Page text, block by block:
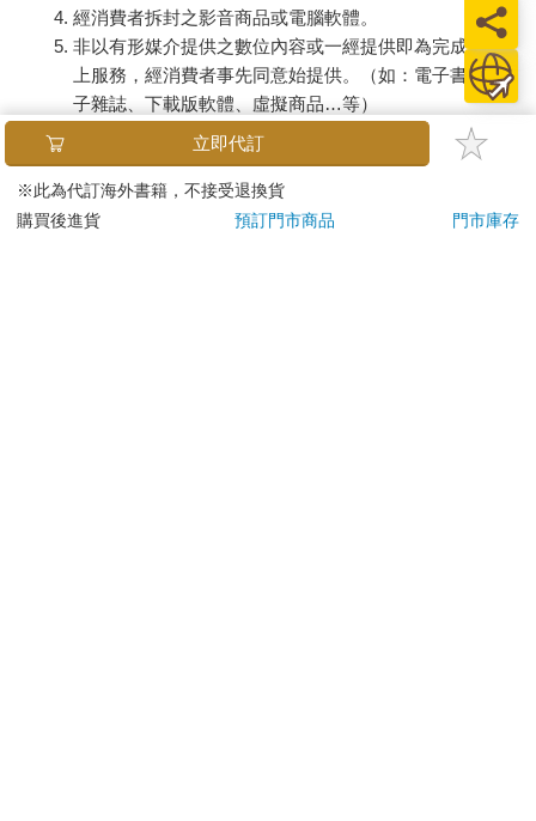
經消費者拆封之影音商品或電腦軟體。
非以有形媒介提供之數位內容或一經提供即為完成之線
上服務，經消費者事先同意始提供。（如：電子書、電
子雜誌、下載版軟體、虛擬商品…等）
已拆封之個人衛生用品。（如：內衣褲、刮鬍刀、除毛
若非上列種類商品，均享有到貨7天的猶豫期（含例假
日）。
立即代訂
※此為代訂海外書籍，不接受退換貨
購買後進貨
預訂門市商品 門市庫存